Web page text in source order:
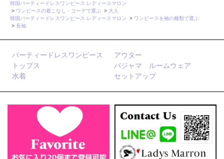
韓国パーティードレスワンピース レディースマロン
> ワンピースの着こなし・コーデで選ぶ > 大人
韓国パーティードレスワンピース レディースマロン
> ワンピースを袖の種類で選ぶ
> 長袖
パーティードレスワンピース
アウター
トップス
パジャマ ルームウェア
水着
セットアップ